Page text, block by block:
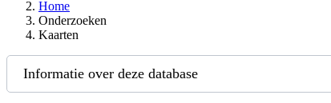
Home
Onderzoeken
Kaarten
Informatie over deze database